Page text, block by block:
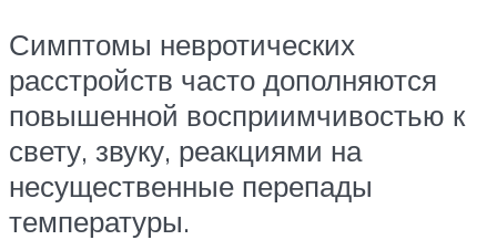
Симптомы невротических
расстройств часто дополняются
повышенной восприимчивостью к
свету, звуку, реакциями на
несущественные перепады
температуры.